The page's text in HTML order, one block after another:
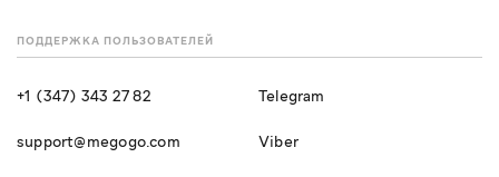
ПОДДЕРЖКА ПОЛЬЗОВАТЕЛЕЙ
+1 (347) 343 27 82
support@megogo.com
Telegram
Viber